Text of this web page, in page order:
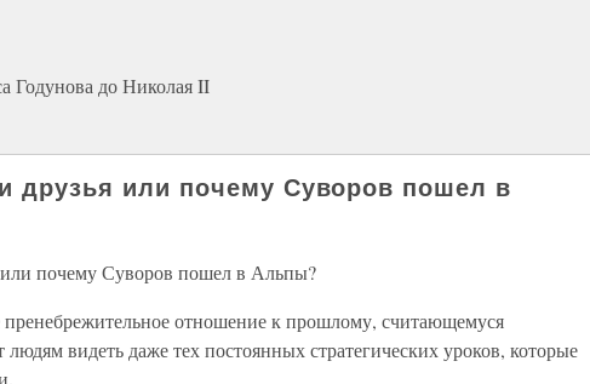
Годунова до Николая II
друзья или почему Суворов пошел в
или почему Суворов пошел в Альпы?
отношение к прошлому, считающемуся
людям видеть даже тех постоянных стратегических уроков, которые